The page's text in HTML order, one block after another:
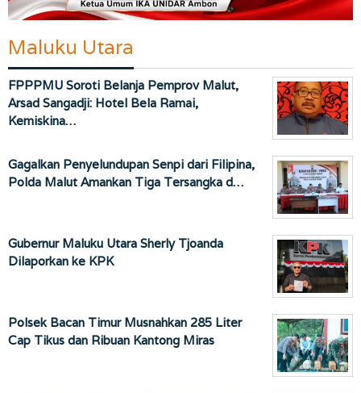
Maluku Utara
FPPPMU Soroti Belanja Pemprov Malut,
Arsad Sangadji: Hotel Bela Ramai,
Kemiskina…
Gagalkan Penyelundupan Senpi dari Filipina,
Polda Malut Amankan Tiga Tersangka d…
Gubernur Maluku Utara Sherly Tjoanda
Dilaporkan ke KPK
Polsek Bacan Timur Musnahkan 285 Liter
Cap Tikus dan Ribuan Kantong Miras